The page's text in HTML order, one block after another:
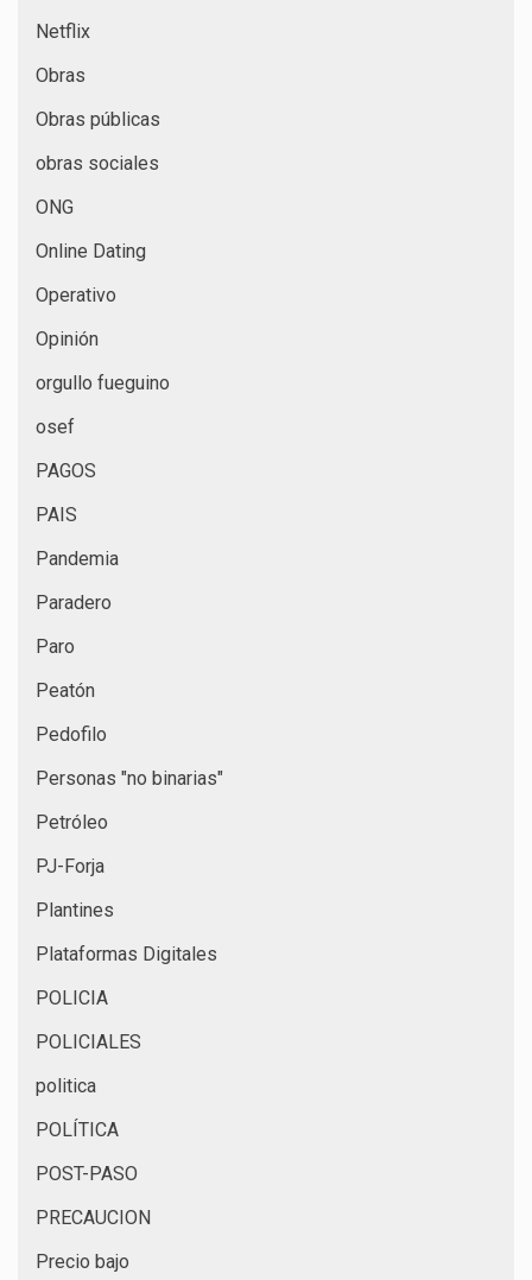
Netflix
Obras
Obras públicas
obras sociales
ONG
Online Dating
Operativo
Opinión
orgullo fueguino
osef
PAGOS
PAIS
Pandemia
Paradero
Paro
Peatón
Pedofilo
Personas "no binarias"
Petróleo
PJ-Forja
Plantines
Plataformas Digitales
POLICIA
POLICIALES
politica
POLÍTICA
POST-PASO
PRECAUCION
Precio bajo